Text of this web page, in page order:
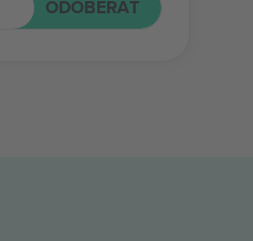
ODOBERAŤ